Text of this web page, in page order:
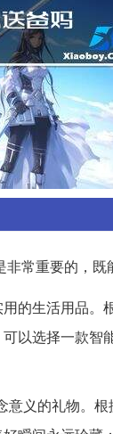
非常重要的，既
的生活用品。
以选择一款
意义的礼物。